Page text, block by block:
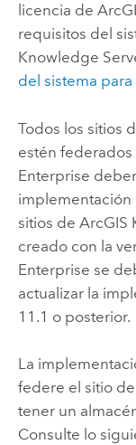
licencia de
requisitos del
Knowledge
del sistema para
Todos los sitios
estén
Enterprise
implementación
sitios de ArcGIS
creado con la
Enterprise se
actualizar la
11.1 o posterior.
La
federe el sitio de
tener un
Consulte lo